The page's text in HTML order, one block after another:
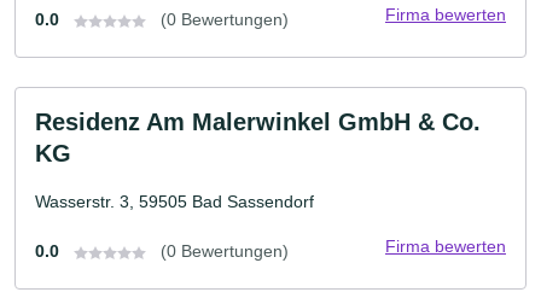
0.0 (0 Bewertungen) Firma bewerten
Residenz Am Malerwinkel GmbH & Co.
KG
Wasserstr. 3, 59505 Bad Sassendorf
0.0 (0 Bewertungen) Firma bewerten